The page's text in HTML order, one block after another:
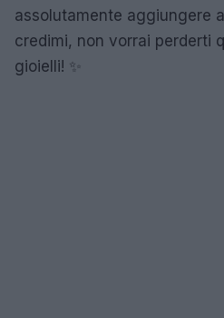
assolutamente aggiungere
credimi, non vorrai perderti
gioielli! ✨